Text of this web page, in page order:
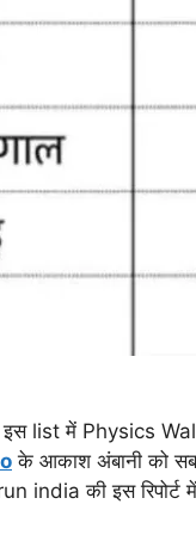
इस list में Physics
के आकाश अंबानी को
india की इस